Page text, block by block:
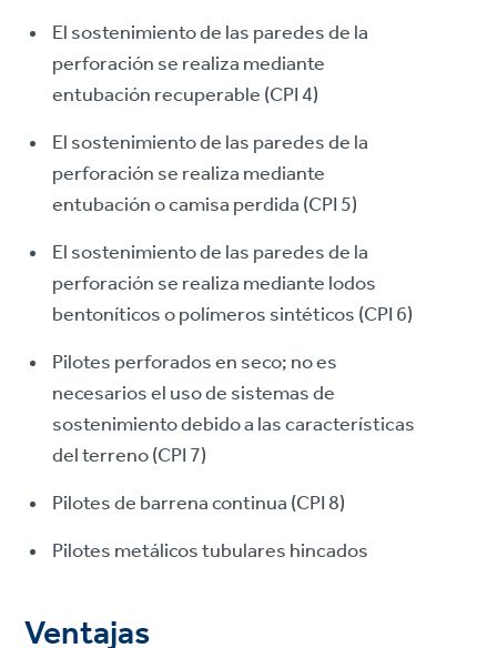
El sostenimiento de las paredes de la
perforación se realiza mediante
entubación recuperable (CPI 4)
El sostenimiento de las paredes de la
perforación se realiza mediante
entubación o camisa perdida (CPI 5)
El sostenimiento de las paredes de la
perforación se realiza mediante lodos
bentoníticos o polímeros sintéticos (CPI 6)
Pilotes perforados en seco; no es
necesarios el uso de sistemas de
sostenimiento debido a las características
del terreno (CPI 7)
Pilotes de barrena continua (CPI 8)
Pilotes metálicos tubulares hincados
Ventajas